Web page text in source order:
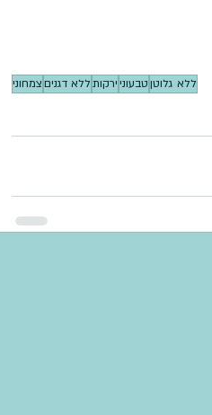
ללא גלוטןטבעוניירקותללא דגניםצמחוני